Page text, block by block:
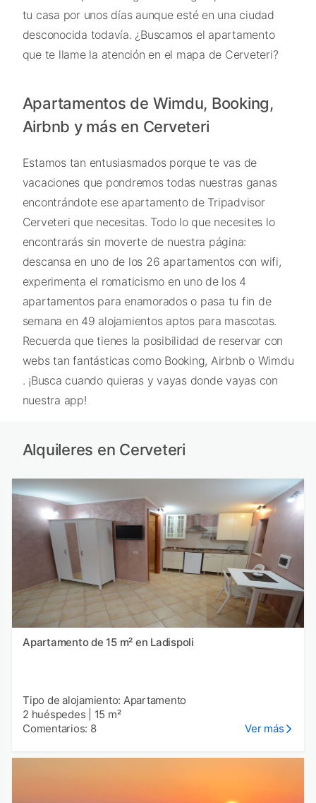
tu casa por unos días aunque esté en una ciudad
desconocida todavía. ¿Buscamos el apartamento
que te llame la atención en el mapa de Cerveteri?
Apartamentos de Wimdu, Booking,
Airbnb y más en Cerveteri
Estamos tan entusiasmados porque te vas de
vacaciones que pondremos todas nuestras ganas
encontrándote ese apartamento de Tripadvisor
Cerveteri que necesitas. Todo lo que necesites lo
encontrarás sin moverte de nuestra página:
descansa en uno de los 26 apartamentos con wifi,
experimenta el romaticismo en uno de los 4
apartamentos para enamorados o pasa tu fin de
semana en 49 alojamientos aptos para mascotas.
Recuerda que tienes la posibilidad de reservar con
webs tan fantásticas como Booking, Airbnb o Wimdu
. ¡Busca cuando quieras y vayas donde vayas con
nuestra app!
Alquileres en Cerveteri
Apartamento de 15 m² en Ladispoli
Tipo de alojamiento: Apartamento
2 huéspedes
15 m²
Comentarios: 8
Ver más